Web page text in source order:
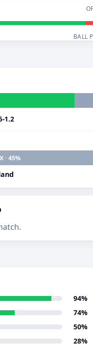
BALL
1.2
X · 45%
94%
74%
50%
28%